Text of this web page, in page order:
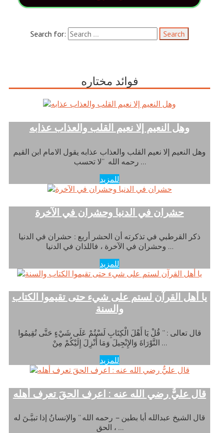
Search for:
فوائد مختاره
وهل النعيم إلا نعيم القلب والعذاب عذابه
وهل النعيم إلا نعيم القلب والعذاب عذابه يقول الامام ابن القيم
رحمه الله “لا تحسب …
للمزيد
حشران في الدنيا وحشران في الآخرة
ذكر القرطبي في تذكرته أن الحشر أربع : حشران في الدنيا
وحشران في الآخرة ، فاللذان في الدنيا …
للمزيد
يا أهل القرآن لستم على شيء حتى تقيموا الكتاب
والسنة
قال تعالى : ” قُلْ يَا أَهْلَ الْكِتَابِ لَسْتُمْ عَلَى شَيْءٍ حَتَّى تُقِيمُوا
التَّوْرَاةَ وَالإِنْجِيلَ وَمَا أُنْزِلَ إِلَيْكُمْ مِنْ …
للمزيد
قال عليٌّ رضي الله عنه : اعرف الحقَ تعرف أهله
قال الشيخ عبدالله أبا بطين – رحمه الله ” والإنسانُ إذا تبيَّـنَ له
الحق ، …